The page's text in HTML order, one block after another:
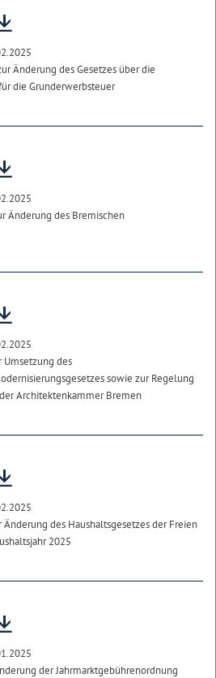
Änderung des Gesetzes über die
die Grunderwerbsteuer
Änderung des Bremischen
Umsetzung des
sowie zur Regelung
Architektenkammer Bremen
Änderung des Haushaltsgesetzes der Freien
2025
der Jahrmarktgebührenordnung